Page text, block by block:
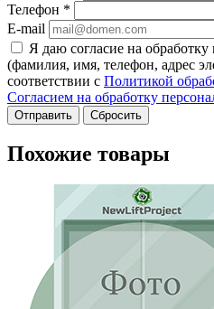
Телефон *
E-mail
Я даю согласие на
(фамилия, имя, телефон, адрес
соответствии с Политикой
Согласием на обработку
Сбросить
Похожие товары